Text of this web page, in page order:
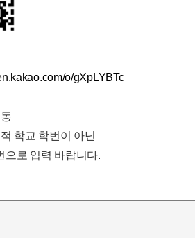
o/gXpLYBTc
학교 학번이 아닌
으로 입력 바랍니다.